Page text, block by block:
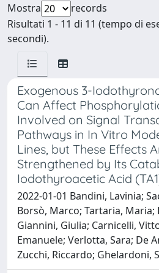
Mostra
records
Risultati 1 - 11 di 11 (tempo di
secondi).
Exogenous 3-
Can Affect
Involved on Signal
Pathways in In Vitro
Lines, but These Effects
Strengthened by Its
Iodothyroacetic Acid
2022-01-01 Bandini, Lavinia;
Borsò, Marco; Tartaria, Maria;
Giannini, Giulia; Carnicelli,
Emanuele; Verlotta, Sara; De
Zucchi, Riccardo; Ghelardoni,